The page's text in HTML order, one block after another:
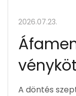
2026.07.23.
A döntés